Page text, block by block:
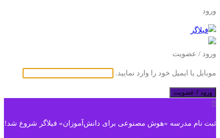
ورود
ورود / عضویت
موبایل یا ایمیل خود را وارد نمایید.
ورود / عضویت
ثبت نام مدرسه «هوش مصنوعی برای دانش‌آموزان» فیلاگر شروع شد!